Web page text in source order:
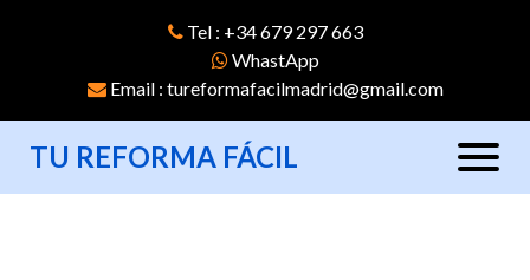
Tel : +34 679 297 663
WhastApp
Email : tureformafacilmadrid@gmail.com
TU REFORMA FÁCIL